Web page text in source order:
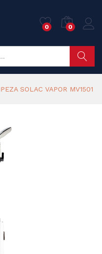
0 0
SOLAC VAPOR MV1501